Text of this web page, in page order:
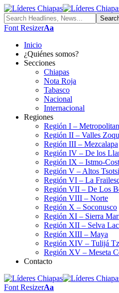
Font ResizerAa
Inicio
¿Quiénes somos?
Secciones
Chiapas
Nota Roja
Tabasco
Nacional
Internacional
Regiones
Región I –
Región II – Valles
Región III – Mezcalapa
Región IV – De los
Región IX – Istmo-
Región V – Altos
Región VI – La
Región VII – De Los
Región VIII – Norte
Región X – Soconusco
Región XI – Sierra
Región XII – Selva
Región XIII – Maya
Región XIV – Tulijá
Región XV – Meseta
Contacto
Font ResizerAa